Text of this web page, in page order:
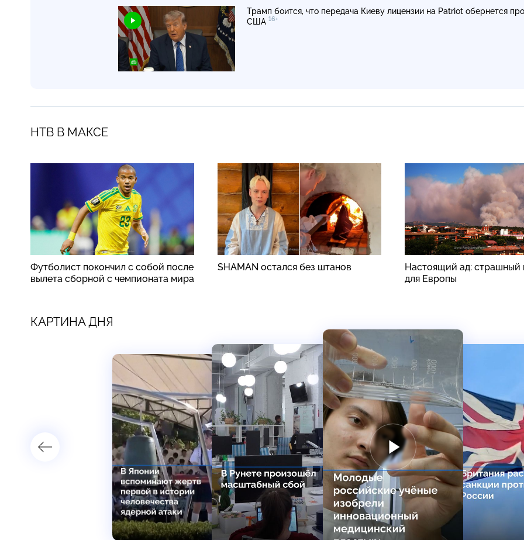
Трамп боится, что передача Киеву лицензии на Patriot обернется
США 16+
НТВ В МАКСЕ
Футболист покончил с собой после
вылета сборной с чемпионата мира
SHAMAN остался без штанов
Настоящий ад: страшный
для Европы
КАРТИНА ДНЯ